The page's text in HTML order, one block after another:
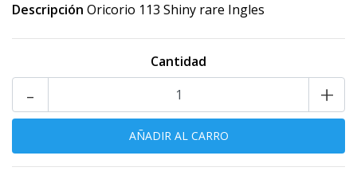
Descripción Oricorio 113 Shiny rare Ingles
Cantidad
+
-